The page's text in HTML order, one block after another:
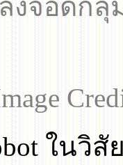
ลงจอดก
ในวิสั